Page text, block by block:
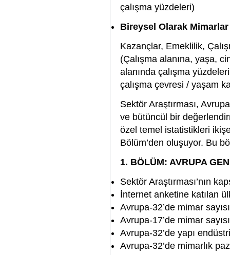
çalışma yüzdeleri)
Bireysel Olarak Mimarlar
Kazançlar, Emeklilik,
(Çalışma alanına, yaşa,
alanında çalışma
çalışma çevresi / yaşam
Sektör Araştırması,
ve bütüncül bir
özel temel istatistikleri
Bölüm’den oluşuyor. Bu
1. BÖLÜM: AVRUPA
Sektör Araştırması’nın
İnternet anketine katılan
Avrupa-32’de mimar
Avrupa-17’de mimar
Avrupa-32’de yapı
Avrupa-32’de mimarlık